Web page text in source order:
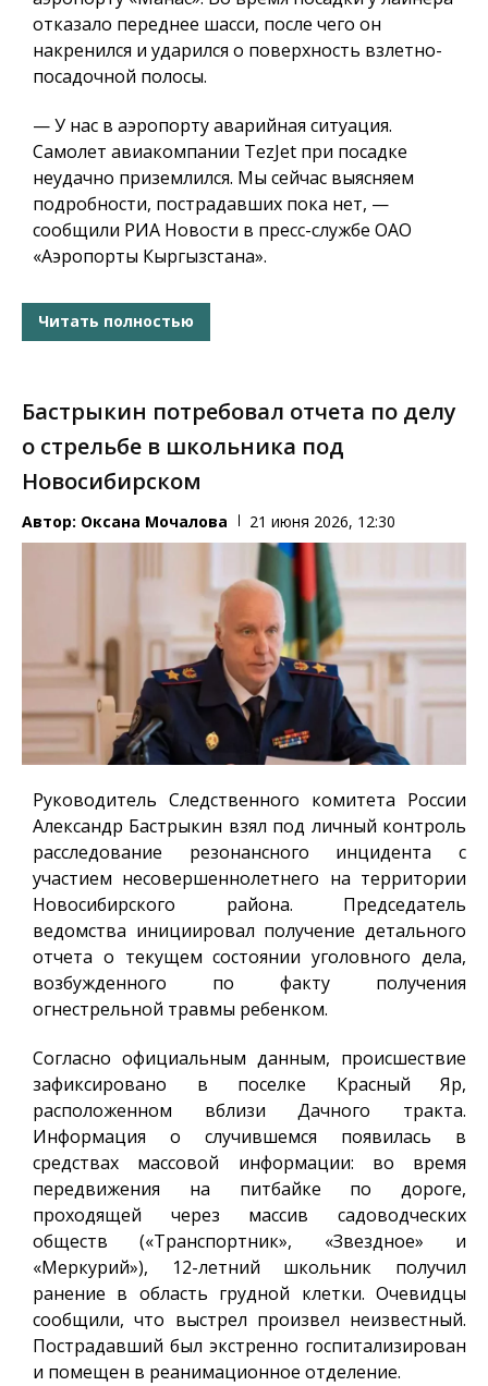
отказало переднее шасси, после чего он
накренился и ударился о поверхность взлетно-
посадочной полосы.
— У нас в аэропорту аварийная ситуация.
Самолет авиакомпании TezJet при посадке
неудачно приземлился. Мы сейчас выясняем
подробности, пострадавших пока нет, —
сообщили РИА Новости в пресс-службе ОАО
«Аэропорты Кыргызстана».
Читать полностью
Бастрыкин потребовал отчета по делу
о стрельбе в школьника под
Новосибирском
Автор: Оксана Мочалова 21 июня 2026, 12:30
Руководитель Следственного комитета России
Александр Бастрыкин взял под личный контроль
расследование резонансного инцидента с
участием несовершеннолетнего на территории
Новосибирского района. Председатель
ведомства инициировал получение детального
отчета о текущем состоянии уголовного дела,
возбужденного по факту получения
огнестрельной травмы ребенком.
Согласно официальным данным, происшествие
зафиксировано в поселке Красный Яр,
расположенном вблизи Дачного тракта.
Информация о случившемся появилась в
средствах массовой информации: во время
передвижения на питбайке по дороге,
проходящей через массив садоводческих
обществ («Транспортник», «Звездное» и
«Меркурий»), 12-летний школьник получил
ранение в область грудной клетки. Очевидцы
сообщили, что выстрел произвел неизвестный.
Пострадавший был экстренно госпитализирован
и помещен в реанимационное отделение.